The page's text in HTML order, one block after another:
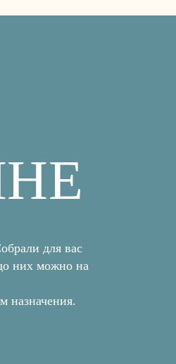
для вас
них можно на
назначения.